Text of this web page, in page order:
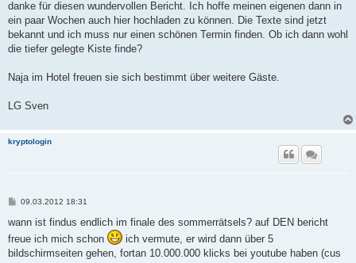
a
danke für diesen wundervollen Bericht. Ich hoffe meinen eigenen dann in
ein paar Wochen auch hier hochladen zu können. Die Texte sind jetzt
bekannt und ich muss nur einen schönen Termin finden. Ob ich dann wohl
die tiefer gelegte Kiste finde?
Naja im Hotel freuen sie sich bestimmt über weitere Gäste.
LG Sven
kryptologin
B
i
r
a
g
09.03.2012 18:31
wann ist findus endlich im finale des sommerrätsels? auf DEN bericht
freue ich mich schon
ich vermute, er wird dann über 5
bildschirmseiten gehen, fortan 10.000.000 klicks bei youtube haben (cus